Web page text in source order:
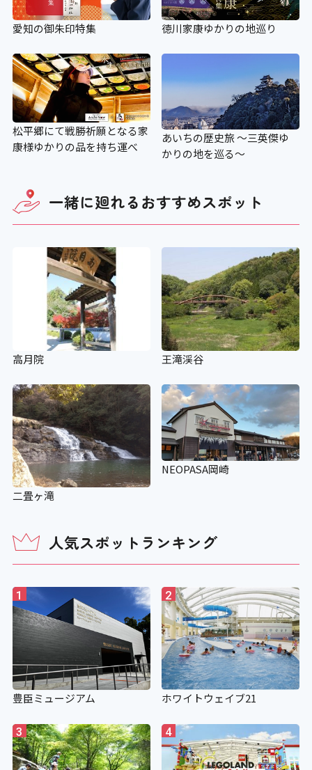
視覚障がい者誘導用ブロック
×
愛知の御朱印特集 徳川家康ゆかりの地巡り
松平郷にて戦勝祈願となる家
康様ゆかりの品を持ち運べ
あいちの歴史旅 ～三英傑ゆ
かりの地を巡る～
一緒に廻れるおすすめスポット
高月院 王滝渓谷
二畳ヶ滝
NEOPASA岡崎
人気スポットランキング
1
豊臣ミュージアム
2
ホワイトウェイブ21
3 4